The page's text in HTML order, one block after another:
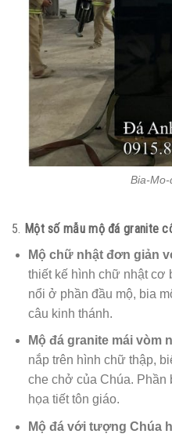
Bia-
5. Một số mẫu mộ đá granite
Mộ chữ nhật đơn giản
thiết kế hình chữ nhật cơ
nổi ở phần đầu mộ, bia
câu kinh thánh.
Mộ đá granite mái vòm
nắp trên hình chữ thập,
che chở của Chúa. Phần
họa tiết tôn giáo.
Mộ đá với tượng Chúa